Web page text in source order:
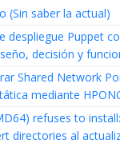
(Sin saber la actual)
despliegue Puppet
decisión y
Shared Network
mediante
refuses to
directories al